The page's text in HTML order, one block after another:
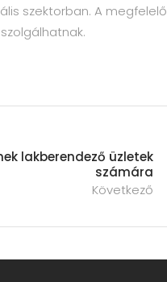
szektorban. A megfelelő
lakberendező üzletek
számára
Következő